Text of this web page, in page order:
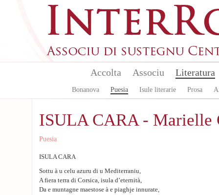
Accolta Associu Literatura
Bonanova Puesia Isule literarie Prosa
ISULA CARA - Marielle
Puesia
ISULA CARA
Sottu à u celu azuru di u Mediterraniu,
A fiera terra di Corsica, isula d’eternità,
Da e muntagne maestose à e piaghje innurate,